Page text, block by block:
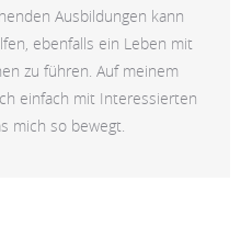
Ausbildungen kann
ebenfalls ein Leben mit
zu führen. Auf meinem
einfach mit Interessierten
mich so bewegt.